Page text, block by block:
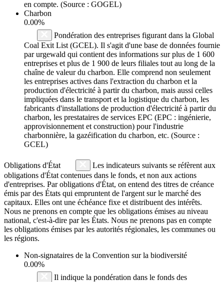
en compte. (Source : GOGEL)
Charbon
0.00%
Pondération des entreprises figurant dans la Global
Coal Exit List (GCEL). Il s'agit d'une base de données fournie
par urgewald qui contient des informations sur plus de 1 600
entreprises et plus de 1 900 de leurs filiales tout au long de la
chaîne de valeur du charbon. Elle comprend non seulement
les entreprises actives dans l'extraction du charbon et la
production d'électricité à partir du charbon, mais aussi celles
impliquées dans le transport et la logistique du charbon, les
fabricants d'installations de production d'électricité à partir du
charbon, les prestataires de services EPC (EPC : ingénierie,
approvisionnement et construction) pour l'industrie
charbonnière, la gazéification du charbon, etc. (Source :
GCEL)
Obligations d'État
Les indicateurs suivants se réfèrent aux
obligations d'État contenues dans le fonds, et non aux actions
d'entreprises. Par obligations d'État, on entend des titres de créance
émis par des États qui empruntent de l'argent sur le marché des
capitaux. Elles ont une échéance fixe et distribuent des intérêts.
Nous ne prenons en compte que les obligations émises au niveau
national, c'est-à-dire par les États. Nous ne prenons pas en compte
les obligations émises par les autorités régionales, les communes ou
les régions.
Non-signataires de la Convention sur la biodiversité
0.00%
Il indique la pondération dans le fonds des